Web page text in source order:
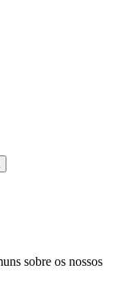
sobre os nossos